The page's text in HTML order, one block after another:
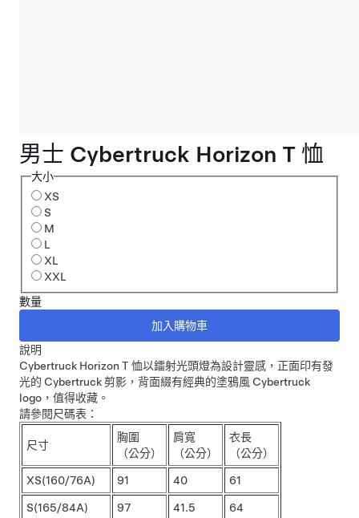
男士 Cybertruck Horizon T 恤
大小
XS
S
M
L
XL
XXL
數量
說明
Cybertruck Horizon T 恤以鐳射光頭燈為設計靈感，正面印有發
光的 Cybertruck 剪影，背面綴有經典的塗鴉風 Cybertruck
logo，值得收藏。
請參閱尺碼表：
尺寸
胸圍
（公分）
肩寬
（公分）
衣長
（公分）
XS(160/76A) 91 40 61
S(165/84A) 97 41.5 64